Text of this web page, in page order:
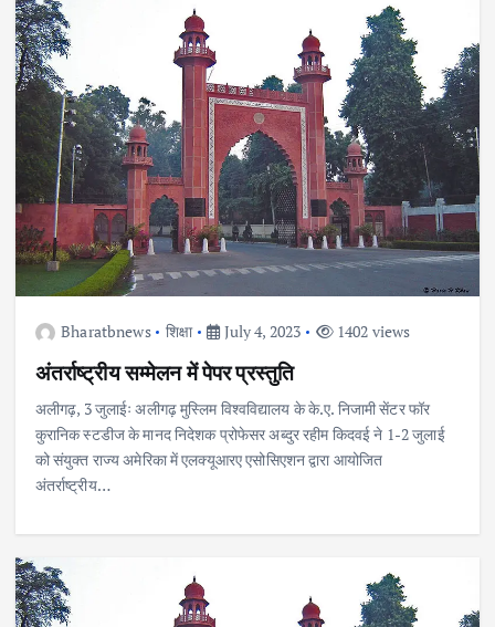
Bharatbnews शिक्षा July 4, 2023 1402 views
अंतर्राष्ट्रीय सम्मेलन में पेपर प्रस्तुति
अलीगढ़, 3 जुलाईः अलीगढ़ मुस्लिम विश्वविद्यालय के के.ए. निजामी सेंटर फॉर
कुरानिक स्टडीज के मानद निदेशक प्रोफेसर अब्दुर रहीम किदवई ने 1-2 जुलाई
को संयुक्त राज्य अमेरिका में एलक्यूआरए एसोसिएशन द्वारा आयोजित
अंतर्राष्ट्रीय…